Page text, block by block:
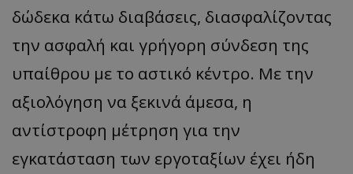
δώδεκα κάτω διαβάσεις, διασφαλίζοντας
την ασφαλή και γρήγορη σύνδεση της
υπαίθρου με το αστικό κέντρο. Με την
αξιολόγηση να ξεκινά άμεσα, η
αντίστροφη μέτρηση για την
εγκατάσταση των εργοταξίων έχει ήδη